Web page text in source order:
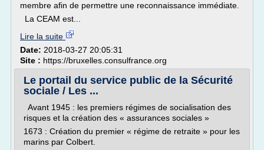
membre afin de permettre une reconnaissance immédiate.
La CEAM est...
Lire la suite
Date: 2018-03-27 20:05:31
Site : https://bruxelles.consulfrance.org
Le portail du service public de la Sécurité
sociale / Les ...
Avant 1945 : les premiers régimes de socialisation des
risques et la création des « assurances sociales »
1673 : Création du premier « régime de retraite » pour les
marins par Colbert.